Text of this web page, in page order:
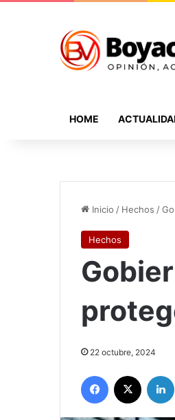
HOME
Inicio / Hechos /
Hechos
22 octubre, 2024
Facebook